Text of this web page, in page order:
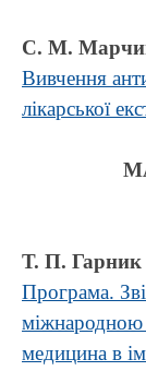
С. М.
Вивчення
лікарської
Т. П. Гарник
Програма.
міжнародною
медицина в